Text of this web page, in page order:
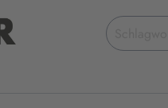
Suchbegriff
eingeben